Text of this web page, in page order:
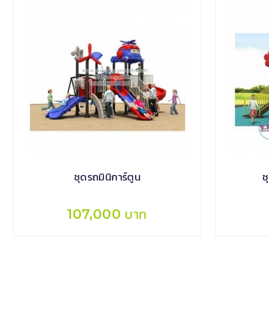
ชุดรถมินิการ์ตูน
107,000 บาท